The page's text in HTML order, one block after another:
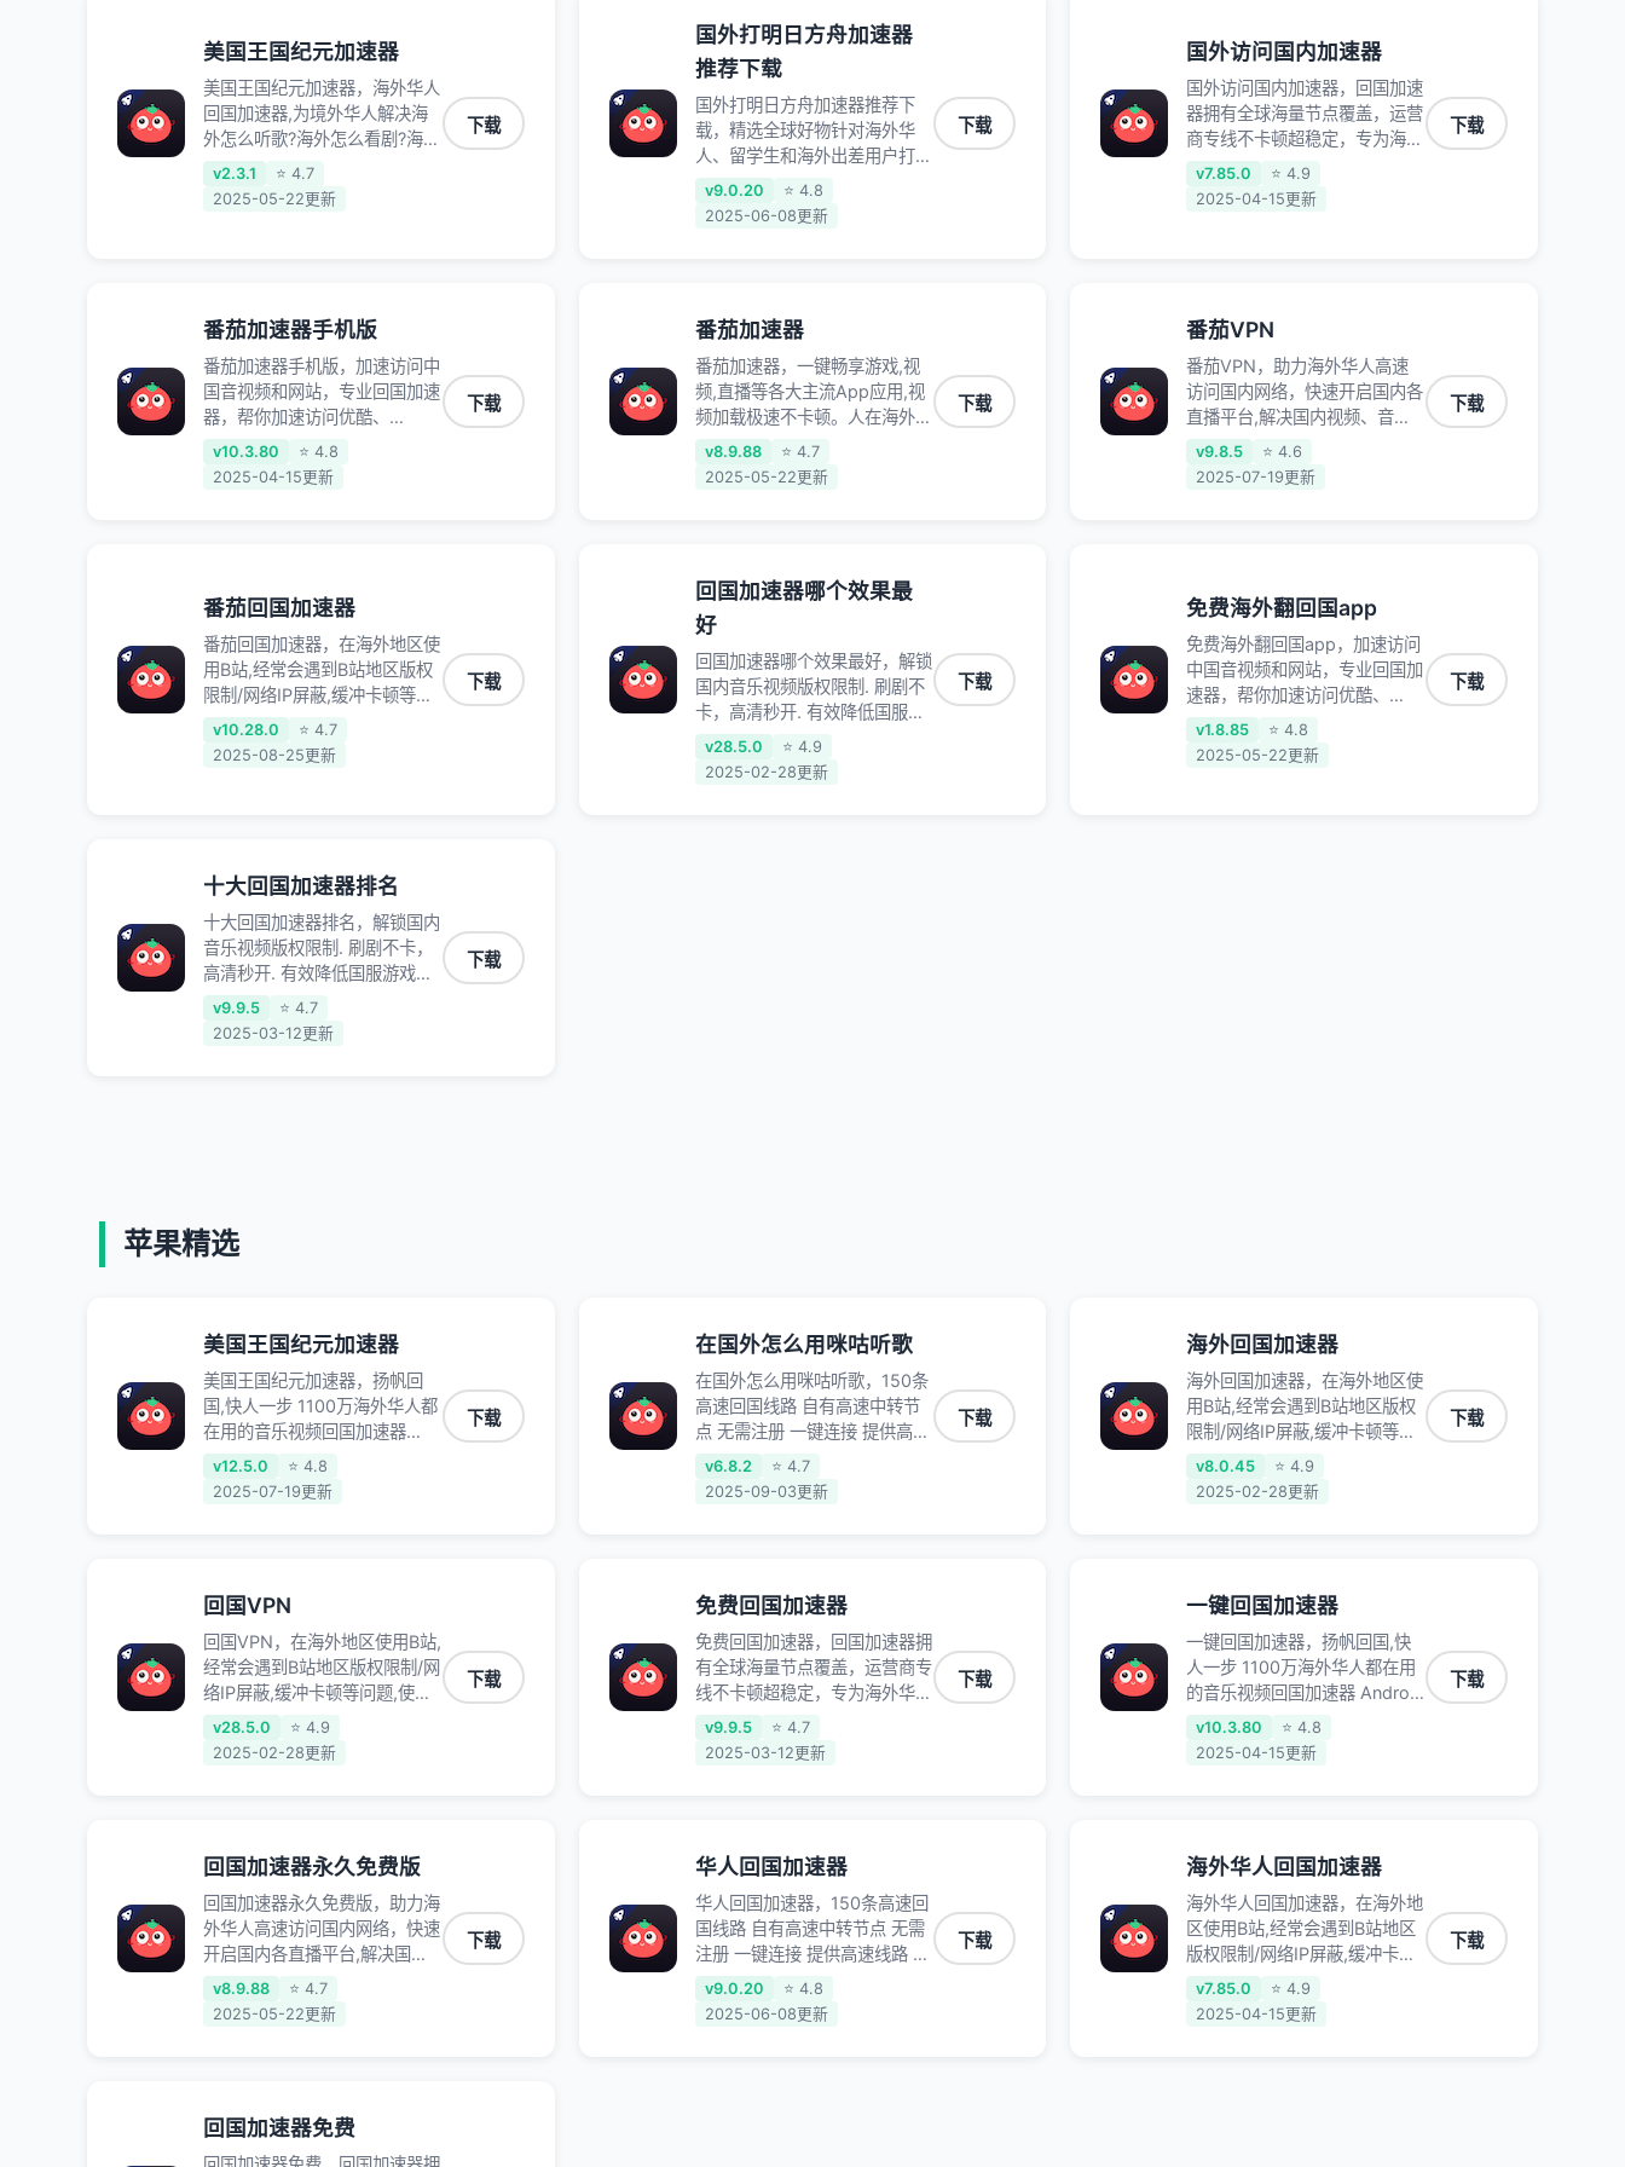
美国王国纪元加速器
美国王国纪元加速器，海外华人
回国加速器,为境外华人解决海
外怎么听歌?海外怎么看剧?海外
怎么玩游戏不卡等境外难题,全
球回国稳定国内节点,专业、流
v2.3.1
⭐ 4.7
2025-05-22更新
下载
国外打明日方舟加速器
推荐下载
国外打明日方舟加速器推荐下
载，精选全球好物针对海外华
人、留学生和海外出差用户打造
的一款高质量专属回国加速器,
只要身处海外即可一键加速畅享
v9.0.20
⭐ 4.8
2025-06-08更新
下载
国外访问国内加速器
国外访问国内加速器，回国加速
器拥有全球海量节点覆盖，运营
商专线不卡顿超稳定，专为海外
华人和留学生打造，帮助海外华
人免除地域限制，随时高速稳定
v7.85.0
⭐ 4.9
2025-04-15更新
下载
番茄加速器手机版
番茄加速器手机版，加速访问中
国音视频和网站，专业回国加速
器，帮你加速访问优酷、
bilibili、腾讯视频、爱奇艺等，
加速国服游戏，例如原神、阴阳
各种服务,回国加速器致力于帮
助海外华人和留学生、港澳台地
区用户提供最好的回国游戏和音
乐视频加速服务，可以在海外或
港澳台地区流畅加速国服游戏和
音视频服务，提供专业稳定的全
球回国线路和游戏加速专线。能
制，带你穿梭加速回国。目前已
有上百万用户，用户整体好评
95%以上，一对一在线客服支
持，保障你的使用体验。
v10.3.80
⭐ 4.8
2025-04-15更新
下载
番茄加速器
番茄加速器，一键畅享游戏,视
频,直播等各大主流App应用,视
频加载极速不卡顿。人在海外听
歌,玩国服游戏 简单易用。
v8.9.88
⭐ 4.7
2025-05-22更新
下载
番茄VPN
番茄VPN，助力海外华人高速
访问国内网络，快速开启国内各
直播平台,解决国内视频、音乐
卡顿问题；更能加速海量国服游
戏，超低延迟稳定不掉线,畅享
v9.8.5
⭐ 4.6
2025-07-19更新
下载
番茄回国加速器
番茄回国加速器，在海外地区使
用B站,经常会遇到B站地区版权
限制/网络IP屏蔽,缓冲卡顿等问
题,使用我们的哔哩哔哩专用回
国VPN,可加速解决各类网络问
v10.28.0
⭐ 4.7
2025-08-25更新
下载
回国加速器哪个效果最
好
回国加速器哪个效果最好，解锁
国内音乐视频版权限制. 刷剧不
卡，高清秒开. 有效降低国服游
戏延迟. 提升国内主流应用访问
速度 ; 独创加速黑科技 · 海量边
v28.5.0
⭐ 4.9
2025-02-28更新
下载
免费海外翻回国app
免费海外翻回国app，加速访问
中国音视频和网站，专业回国加
速器，帮你加速访问优酷、
bilibili、腾讯视频、爱奇艺等，
加速国服游戏，例如原神、阴阳
v1.8.85
⭐ 4.8
2025-05-22更新
下载
十大回国加速器排名
十大回国加速器排名，解锁国内
音乐视频版权限制. 刷剧不卡，
高清秒开. 有效降低国服游戏延
迟. 提升国内主流应用访问速度
; 独创加速黑科技 · 海量边缘. 动
v9.9.5
⭐ 4.7
2025-03-12更新
下载
苹果精选
美国王国纪元加速器
美国王国纪元加速器，扬帆回
国,快人一步 1100万海外华人都
在用的音乐视频回国加速器
Android iOS Windows Mac
TV VIP 支持多种加速场景 了解
v12.5.0
⭐ 4.8
2025-07-19更新
下载
在国外怎么用咪咕听歌
在国外怎么用咪咕听歌，150条
高速回国线路 自有高速中转节
点 无需注册 一键连接 提供高速
线路 应用内直达视频音乐app,
快人一步 应用模式 App互不干
v6.8.2
⭐ 4.7
2025-09-03更新
下载
海外回国加速器
海外回国加速器，在海外地区使
用B站,经常会遇到B站地区版权
限制/网络IP屏蔽,缓冲卡顿等问
题,使用我们的哔哩哔哩专用回
国VPN,可加速解决各类网络问
v8.0.45
⭐ 4.9
2025-02-28更新
下载
回国VPN
回国VPN，在海外地区使用B站,
经常会遇到B站地区版权限制/网
络IP屏蔽,缓冲卡顿等问题,使用
我们的哔哩哔哩专用回国VPN,
可加速解决各类网络问题,一键
v28.5.0
⭐ 4.9
2025-02-28更新
下载
免费回国加速器
免费回国加速器，回国加速器拥
有全球海量节点覆盖，运营商专
线不卡顿超稳定，专为海外华人
和留学生打造，帮助海外华人免
除地域限制，随时高速稳定低延
v9.9.5
⭐ 4.7
2025-03-12更新
下载
一键回国加速器
一键回国加速器，扬帆回国,快
人一步 1100万海外华人都在用
的音乐视频回国加速器 Android
iOS Windows Mac TV VIP 支
持多种加速场景 了解更多 看视
v10.3.80
⭐ 4.8
2025-04-15更新
下载
回国加速器永久免费版
回国加速器永久免费版，助力海
外华人高速访问国内网络，快速
开启国内各直播平台,解决国内
视频、音乐卡顿问题；更能加速
海量国服游戏，超低延迟稳定不
v8.9.88
⭐ 4.7
2025-05-22更新
下载
华人回国加速器
华人回国加速器，150条高速回
国线路 自有高速中转节点 无需
注册 一键连接 提供高速线路 应
用内直达视频音乐app,快人一
步 应用模式 App互不干扰 不间
v9.0.20
⭐ 4.8
2025-06-08更新
下载
海外华人回国加速器
海外华人回国加速器，在海外地
区使用B站,经常会遇到B站地区
版权限制/网络IP屏蔽,缓冲卡顿
等问题,使用我们的哔哩哔哩专
用回国VPN,可加速解决各类网
v7.85.0
⭐ 4.9
2025-04-15更新
下载
回国加速器免费